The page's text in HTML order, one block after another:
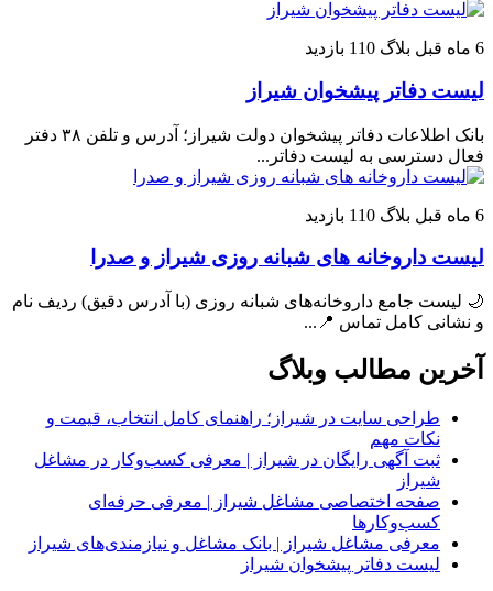
6 ماه قبل بلاگ 110 بازدید
لیست دفاتر پیشخوان شیراز
بانک اطلاعات دفاتر پیشخوان دولت شیراز؛ آدرس و تلفن ۳۸ دفتر
فعال دسترسی به لیست دفاتر...
6 ماه قبل بلاگ 110 بازدید
لیست داروخانه های شبانه روزی شیراز و صدرا
🌙 لیست جامع داروخانه‌های شبانه روزی (با آدرس دقیق) ردیف نام
و نشانی کامل تماس 📍...
آخرین مطالب وبلاگ
طراحی سایت در شیراز؛ راهنمای کامل انتخاب، قیمت و
نکات مهم
ثبت آگهی رایگان در شیراز | معرفی کسب‌وکار در مشاغل
شیراز
صفحه اختصاصی مشاغل شیراز | معرفی حرفه‌ای
کسب‌وکارها
معرفی مشاغل شیراز | بانک مشاغل و نیازمندی‌های شیراز
لیست دفاتر پیشخوان شیراز